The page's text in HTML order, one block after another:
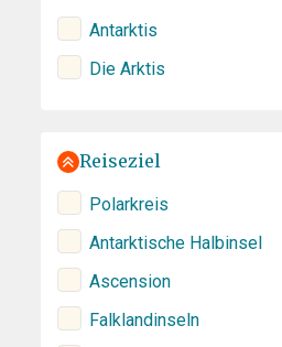
Antarktis
Die Arktis
Reiseziel
Polarkreis
Antarktische Halbinsel
Ascension
Falklandinseln